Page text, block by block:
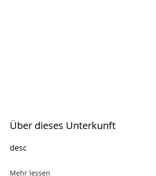
Über dieses Unterkunft
desc
Mehr lessen